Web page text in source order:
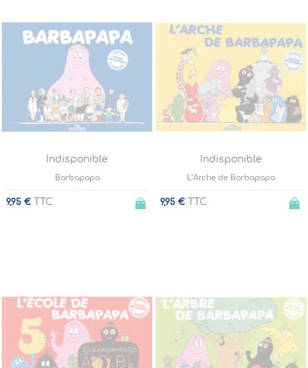
Indisponible
Barbapapa
9,95 € TTC
Indisponible
L’Arche de Barbapapa
9,95 € TTC